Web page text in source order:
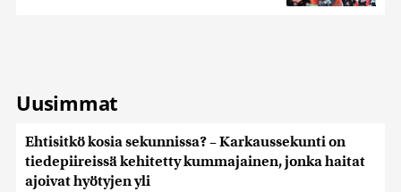
Uusimmat
Ehtisitkö kosia sekunnissa? – Karkaussekunti on
tiedepiireissä kehitetty kummajainen, jonka haitat
ajoivat hyötyjen yli